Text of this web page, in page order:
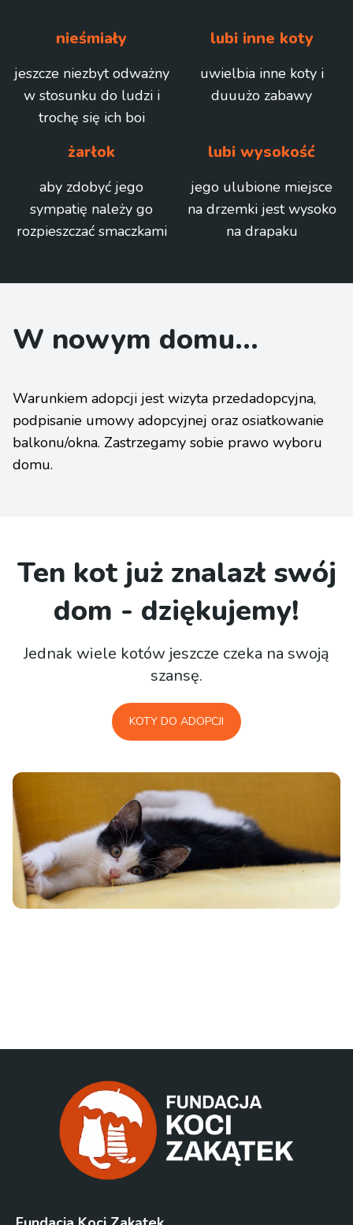
nieśmiały
jeszcze niezbyt odważny
w stosunku do ludzi i
trochę się ich boi
lubi inne koty
uwielbia inne koty i
duuużo zabawy
żarłok
aby zdobyć jego
sympatię należy go
rozpieszczać smaczkami
lubi wysokość
jego ulubione miejsce
na drzemki jest wysoko
na drapaku
W nowym domu...
Warunkiem adopcji jest wizyta przedadopcyjna,
podpisanie umowy adopcyjnej oraz osiatkowanie
balkonu/okna. Zastrzegamy sobie prawo wyboru
domu.
Ten kot już znalazł swój
dom - dziękujemy!
Jednak wiele kotów jeszcze czeka na swoją
szansę.
KOTY DO ADOPCJI